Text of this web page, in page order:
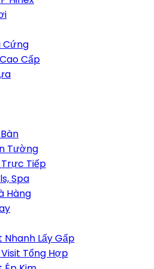
Cứng
Cấp
Tường
Trực Tiếp
Spa
Hàng
Nhanh Lấy Gấp
Tổng Hợp